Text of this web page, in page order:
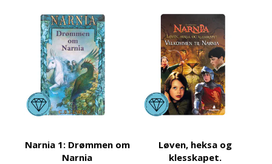
Narnia 1: Drømmen om
Narnia
Løven, heksa og
klesskapet.